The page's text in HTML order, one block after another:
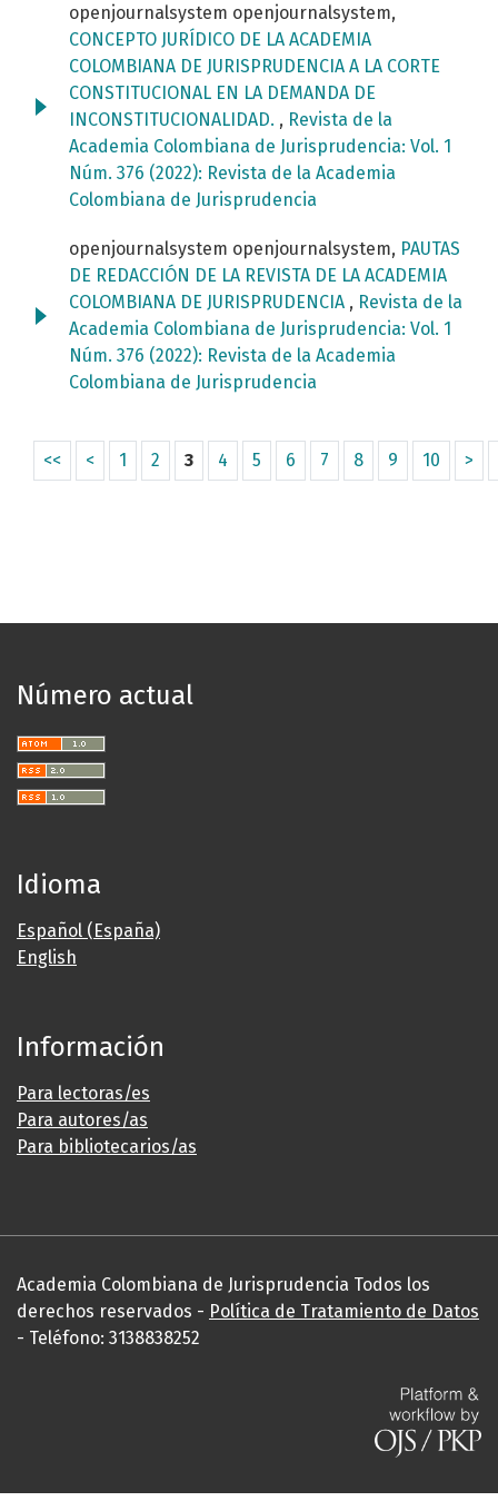
openjournalsystem openjournalsystem,
CONCEPTO JURÍDICO DE LA ACADEMIA
COLOMBIANA DE JURISPRUDENCIA A LA CORTE
CONSTITUCIONAL EN LA DEMANDA DE
INCONSTITUCIONALIDAD. , Revista de la
Academia Colombiana de Jurisprudencia: Vol. 1
Núm. 376 (2022): Revista de la Academia
Colombiana de Jurisprudencia
openjournalsystem openjournalsystem, PAUTAS
DE REDACCIÓN DE LA REVISTA DE LA ACADEMIA
COLOMBIANA DE JURISPRUDENCIA , Revista de la
Academia Colombiana de Jurisprudencia: Vol. 1
Núm. 376 (2022): Revista de la Academia
Colombiana de Jurisprudencia
<< < 1 2 3 4 5 6 7 8 9 10 >
Número actual
Idioma
Español (España)
English
Información
Para lectoras/es
Para autores/as
Para bibliotecarios/as
Academia Colombiana de Jurisprudencia Todos los
derechos reservados - Política de Tratamiento de Datos
- Teléfono: 3138838252